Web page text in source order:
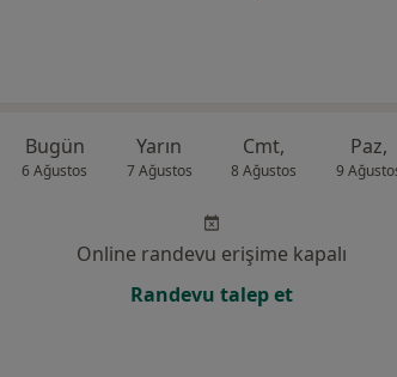
Bugün
6 Ağustos
Yarın
7 Ağustos
Cmt,
8 Ağustos
Paz,
9
Online randevu erişime kapalı
Randevu talep et